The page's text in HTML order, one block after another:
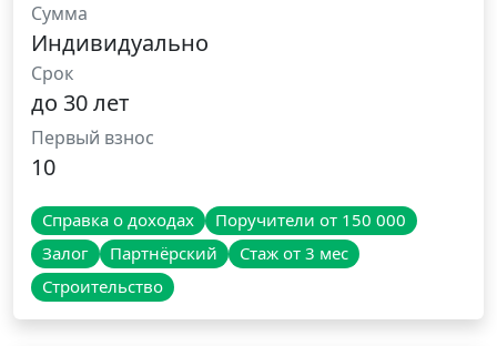
Сумма
Индивидуально
Срок
до 30 лет
Первый взнос
10
Справка о доходах
Поручители от 150 000
Залог
Партнёрский
Стаж от 3 мес
Строительство